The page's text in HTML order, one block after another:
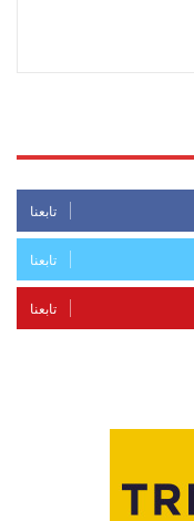
تابعنا
تابعنا
تابعنا